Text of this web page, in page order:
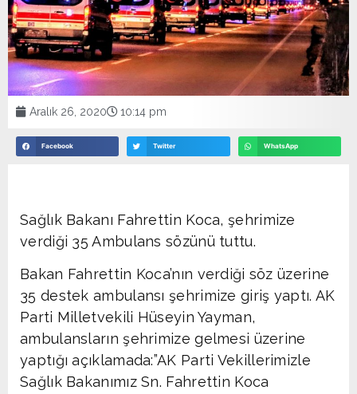
Aralık 26, 2020 10:14 pm
Facebook Twitter WhatsApp
Sağlık Bakanı Fahrettin Koca, şehrimize
verdiği 35 Ambulans sözünü tuttu.
Bakan Fahrettin Koca’nın verdiği söz üzerine
35 destek ambulansı şehrimize giriş yaptı. AK
Parti Milletvekili Hüseyin Yayman,
ambulansların şehrimize gelmesi üzerine
yaptığı açıklamada:”AK Parti Vekillerimizle
Sağlık Bakanımız Sn. Fahrettin Koca